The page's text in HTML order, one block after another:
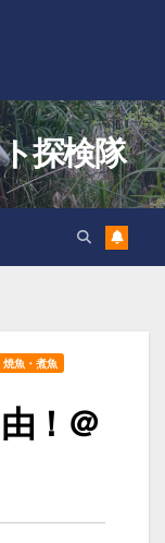
探検隊
焼魚・煮魚
！＠